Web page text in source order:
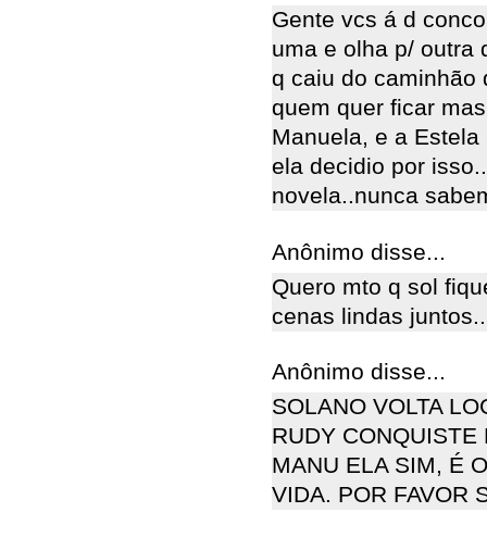
Gente vcs á d
uma e olha p/ outra
q caiu do caminhão
quem quer ficar
Manuela, e a
ela decidio por
novela..nunca
Anônimo disse...
Quero mto q sol
cenas lindas
Anônimo disse...
SOLANO VOLTA
RUDY
MANU ELA SIM, É
VIDA. POR FAVOR